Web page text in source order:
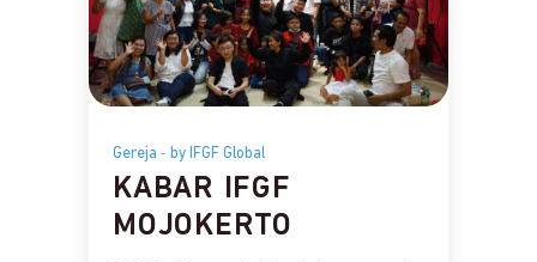
Gereja by IFGF Global
KABAR IFGF
MOJOKERTO